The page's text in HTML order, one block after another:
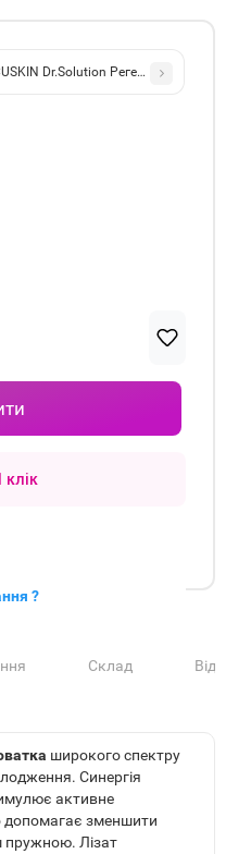
Міцелярна олія для зняття макіяжу
Dr.Solution Регенеруючий
клік
?
Склад
широкого спектру
Синергія
активне
допомагає зменшити
пружною. Лізат